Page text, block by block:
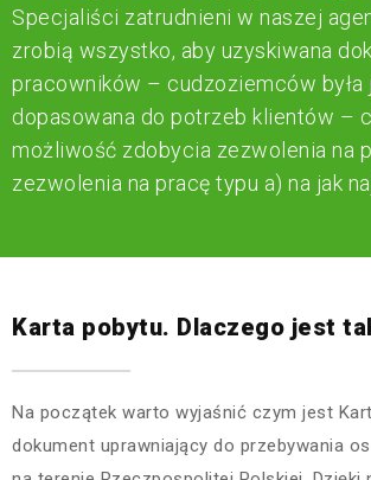
Specjaliści zatrudnieni w naszej
zrobią wszystko, aby uzyskiwana
pracowników – cudzoziemców była
dopasowana do potrzeb klientów –
możliwość zdobycia zezwolenia na
zezwolenia na pracę typu a) na jak
Karta pobytu. Dlaczego jest
Na początek warto wyjaśnić czym jest
dokument uprawniający do przebywania